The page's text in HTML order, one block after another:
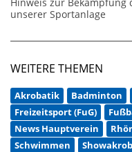
unserer Sportanlage
WEITERE THEMEN
Akrobatik Badminton
Freizeitsport (FuG)
News Hauptverein
Schwimmen